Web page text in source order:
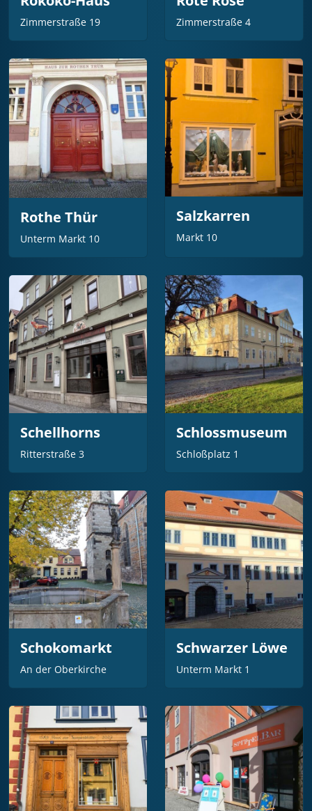
Zimmerstraße 19 Zimmerstraße 4
Rothe Thür
Unterm Markt 10
Salzkarren
Markt 10
Schellhorns
Ritterstraße 3
Schlossmuseum
Schloßplatz 1
Schokomarkt
An der Oberkirche
Schwarzer Löwe
Unterm Markt 1